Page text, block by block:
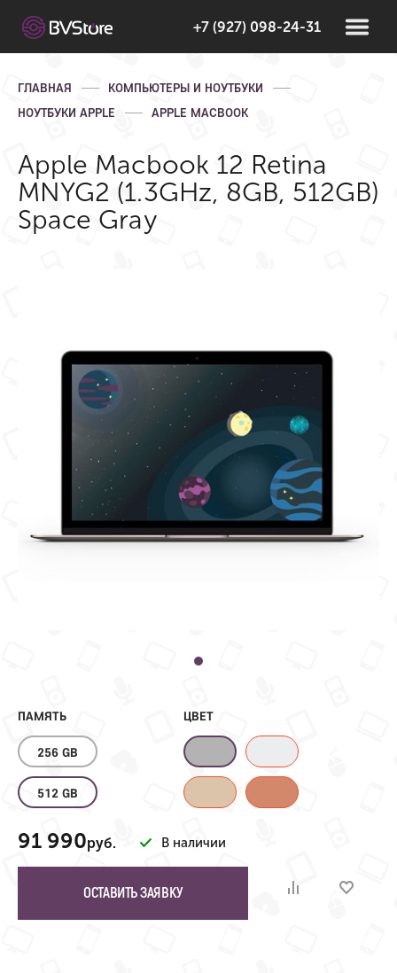
+7 (927) 098-24-31
ГЛАВНАЯ
КОМПЬЮТЕРЫ И НОУТБУКИ
НОУТБУКИ APPLE
APPLE MACBOOK
Apple Macbook 12 Retina
MNYG2 (1.3GHz, 8GB, 512GB)
Space Gray
ПАМЯТЬ
256 GB
512 GB
ЦВЕТ
91 990руб. В наличии
ОСТАВИТЬ ЗАЯВКУ